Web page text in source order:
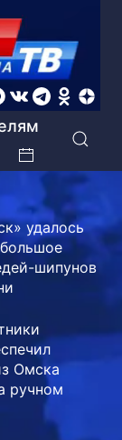
удалось
шипунов
Омска
ручном